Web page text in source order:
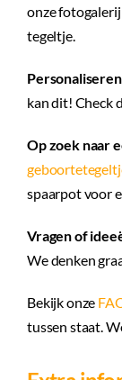
onze fotogalerij
tegeltje.
kan dit! Check
Op zoek naar
spaarpot voor
Vragen of
We denken
Bekijk onze
tussen staat.